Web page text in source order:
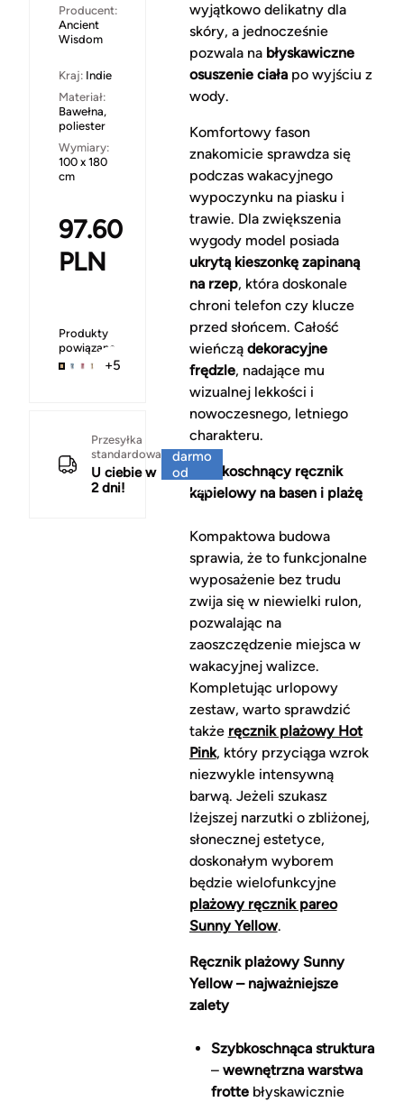
Producent:
Ancient
Wisdom
Kraj: Indie
Materiał:
Bawełna,
poliester
Wymiary:
100 x 180
cm
97.60
PLN
Produkty
powiązane
+5
Przesyłka
standardowa
U ciebie w
2 dni!
darmo
od
150 zł
wyjątkowo delikatny dla
skóry, a jednocześnie
pozwala na błyskawiczne
osuszenie ciałapo wyjściu z
wody.
Komfortowy fason
znakomicie sprawdza się
podczas wakacyjnego
wypoczynku na piasku i
trawie. Dla zwiększenia
wygody model posiada
ukrytą kieszonkę zapinaną
na rzep, która doskonale
chroni telefon czy klucze
przed słońcem. Całość
wieńczą dekoracyjne
frędzle, nadające mu
wizualnej lekkości i
nowoczesnego, letniego
charakteru.
Szybkoschnący ręcznik
kąpielowy na basen i plażę
Kompaktowa budowa
sprawia, że to funkcjonalne
wyposażenie bez trudu
zwija się w niewielki rulon,
pozwalając na
zaoszczędzenie miejsca w
wakacyjnej walizce.
Kompletując urlopowy
zestaw, warto sprawdzić
także ręcznik plażowy Hot
Pink, który przyciąga wzrok
niezwykle intensywną
barwą. Jeżeli szukasz
lżejszej narzutki o zbliżonej,
słonecznej estetyce,
doskonałym wyborem
będzie wielofunkcyjne
plażowy ręcznik pareo
Sunny Yellow.
Ręcznik plażowy Sunny
Yellow – najważniejsze
zalety
Szybkoschnąca struktura
– wewnętrzna warstwa
frottebłyskawicznie